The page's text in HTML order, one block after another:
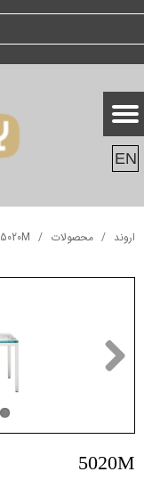
EN
اروند محصولات 5020M
5020M